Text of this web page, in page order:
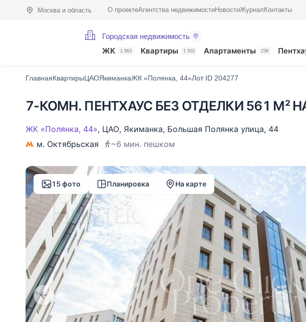
Москва и область О проектеАгентства недвижимостиНовостиЖурнал Контакты
Городская недвижимость
ЖК 1 863 Квартиры 1 502 Апартаменты 238
ГлавнаяКвартирыЦАОЯкиманкаЖК «Полянка, 44»Лот ID 204277
7-КОМН. ПЕНТХАУС БЕЗ ОТДЕЛКИ 561 М²
ЖК «Полянка, 44», ЦАО, Якиманка, Большая Полянка улица, 44
м. Октябрьская
~6 мин. пешком
15 фото Планировка На карте
ХарактеристикиОписаниеО домеНа карте